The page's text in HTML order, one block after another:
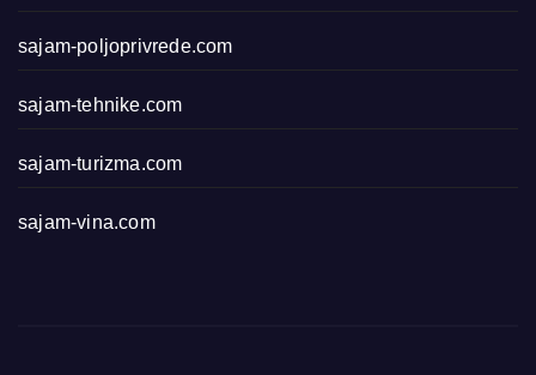
sajam-poljoprivrede.com
sajam-tehnike.com
sajam-turizma.com
sajam-vina.com